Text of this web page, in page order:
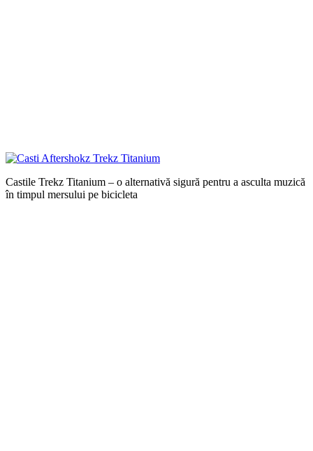
Castile Trekz Titanium – o alternativă sigură pentru a asculta muzică
în timpul mersului pe bicicleta